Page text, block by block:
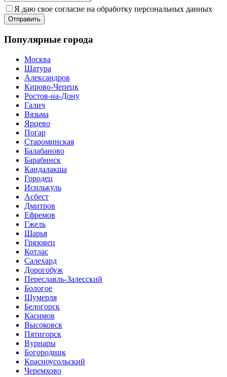
Я даю свое согласие на обработку персональных данных
Популярные города
Москва
Шатура
Александров
Кирово-Чепецк
Ростов-на-Дону
Галич
Вязьма
Ярцево
Погар
Староминская
Балабаново
Барабинск
Кандалакша
Городец
Исилькуль
Асбест
Дмитров
Ефремов
Гжель
Шарья
Грязовец
Котлас
Салехард
Дорогобуж
Переславль-Залесский
Бологое
Шумерля
Белогорск
Касимов
Высоковск
Пятигорск
Вурнары
Богородицк
Красноусольский
Черемхово